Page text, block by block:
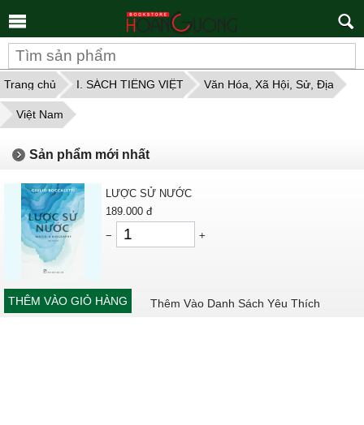
kiếm
Trang chủ I. SÁCH TIẾNG VIỆT Văn Hóa, Xã Hội, Sử, Địa
Việt Nam
Sản phẩm mới nhất
LƯỢC SỬ NƯỚC
189.000 đ
−
+
THÊM VÀO GIỎ HÀNG Thêm Vào Danh Sách Yêu Thích